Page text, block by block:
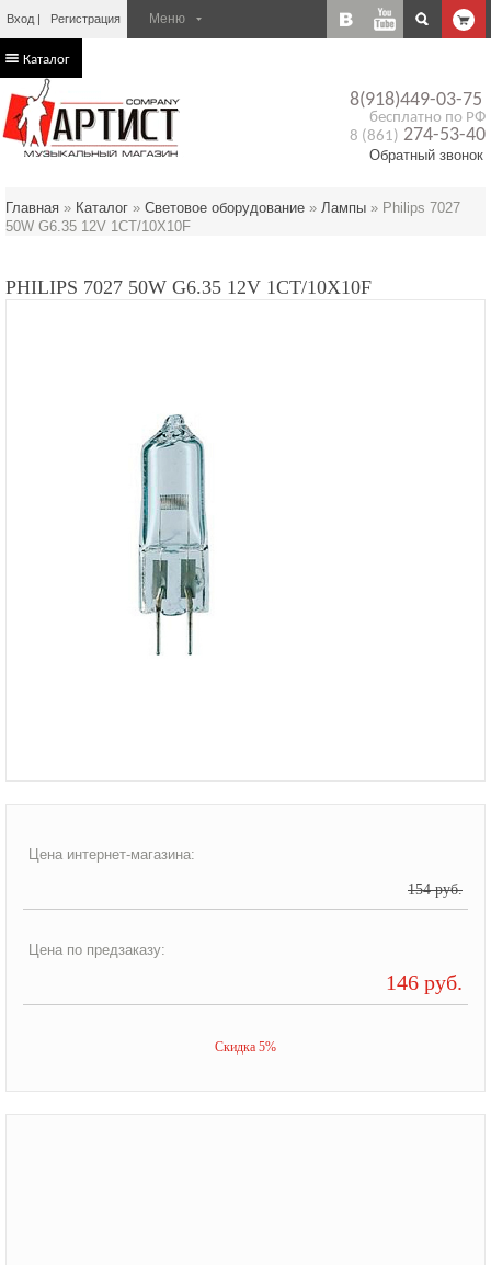
Вход Регистрация
8(918)449-03-75
бесплатно по РФ
8 (861) 274-53-40
Обратный звонок
Каталог
Главная » Каталог » Световое оборудование » Лампы » Philips 7027
50W G6.35 12V 1CT/10X10F
PHILIPS 7027 50W G6.35 12V 1CT/10X10F
Цена интернет-магазина:
154 руб.
Цена по предзаказу:
146 руб.
Скидка 5%